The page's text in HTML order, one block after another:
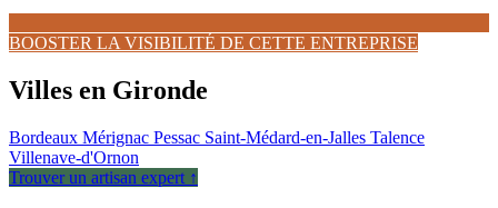
BOOSTER LA VISIBILITÉ DE CETTE ENTREPRISE
Villes en Gironde
Bordeaux Mérignac Pessac Saint-Médard-en-Jalles Talence
Villenave-d'Ornon
Trouver un artisan expert ↑